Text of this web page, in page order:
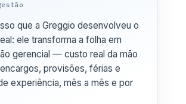
que a Greggio desenvolveu o
ele transforma a folha em
gerencial — custo real da mão
provisões, férias e
experiência, mês a mês e por